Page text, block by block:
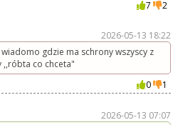
7
2
2026-05-13 18:22
gdzie ma schrony wszyscy z
,,róbta co chceta"
0
1
2026-05-13 07:07